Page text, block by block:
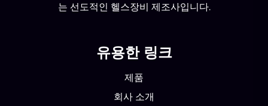
는 선도적인 헬스장비 제조사입니다.
유용한 링크
제품
회사 소개